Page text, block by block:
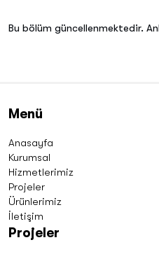
Bu bölüm güncellenmektedir.
Menü
Anasayfa
Kurumsal
Hizmetlerimiz
Projeler
Ürünlerimiz
İletişim
Projeler